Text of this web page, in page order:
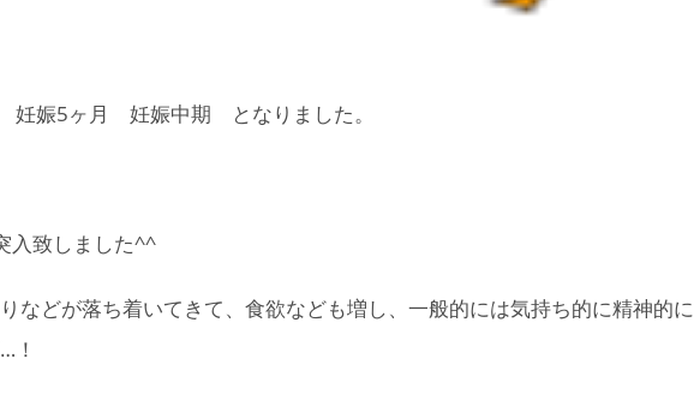
妊娠5ヶ月 妊娠中期 となりました。
入致しました^^
などが落ち着いてきて、食欲なども増し、一般的には気持ち的に精神的に
！